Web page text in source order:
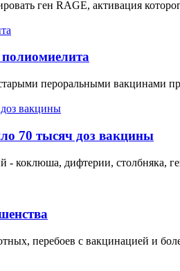
ген RAGE, активация
пероральными вакцинами
70 тысяч доз вакцины
коклюша, дифтерии, столбняка,
перебоев с вакцинацией и